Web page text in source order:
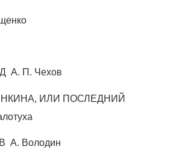
П. Чехов
ИЛИ ПОСЛЕДНИЙ
А. Володин